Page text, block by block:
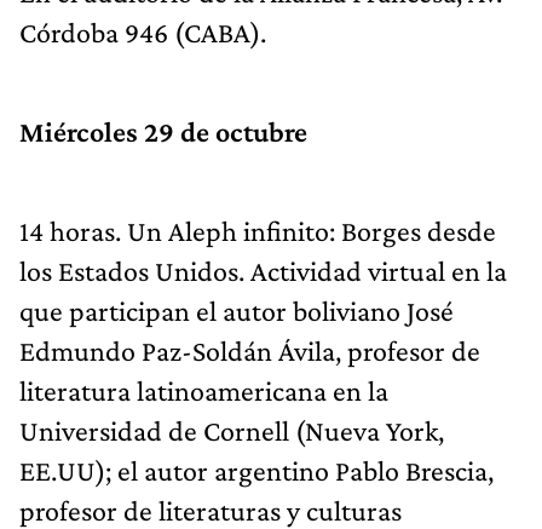
Córdoba 946 (CABA).
Miércoles 29 de octubre
14 horas. Un Aleph infinito: Borges desde
los Estados Unidos. Actividad virtual en la
que participan el autor boliviano José
Edmundo Paz-Soldán Ávila, profesor de
literatura latinoamericana en la
Universidad de Cornell (Nueva York,
EE.UU); el autor argentino Pablo Brescia,
profesor de literaturas y culturas